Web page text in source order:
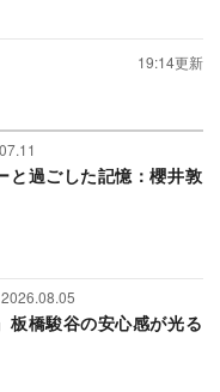
19:14更新
と過ごした記憶：櫻井敦
2026.08.05
板橋駿谷の安心感が光る